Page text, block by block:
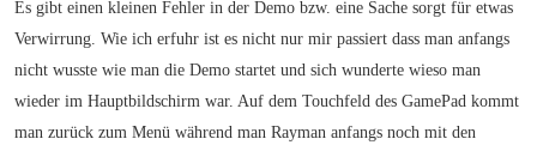
Es gibt einen kleinen Fehler in der Demo bzw. eine Sache sorgt für etwas
Verwirrung. Wie ich erfuhr ist es nicht nur mir passiert dass man anfangs
nicht wusste wie man die Demo startet und sich wunderte wieso man
wieder im Hauptbildschirm war. Auf dem Touchfeld des GamePad kommt
man zurück zum Menü während man Rayman anfangs noch mit den